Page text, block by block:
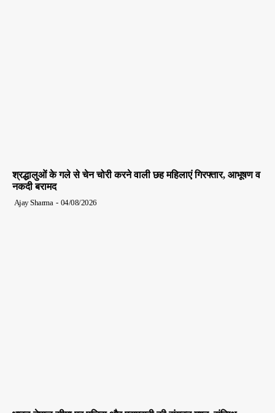
श्रद्धालुओं के गले से चेन चोरी करने वाली छह महिलाएं गिरफ्तार, आभूषण व
नकदी बरामद
Ajay Sharma - 04/08/2026